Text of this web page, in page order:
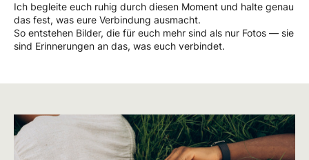
Ich begleite euch ruhig durch diesen Moment und halte genau
das fest, was eure Verbindung ausmacht.
So entstehen Bilder, die für euch mehr sind als nur Fotos — sie
sind Erinnerungen an das, was euch verbindet.